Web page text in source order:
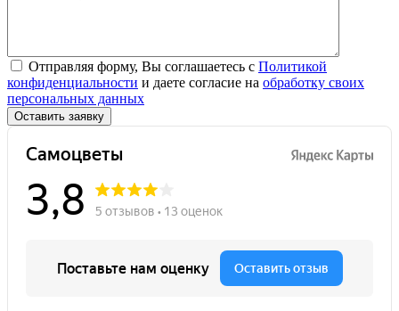
Отправляя форму, Вы соглашаетесь с Политикой
конфиденциальности и даете согласие на обработку своих
персональных данных